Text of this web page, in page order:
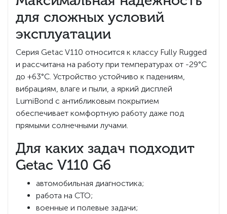
для сложных условий
эксплуатации
Серия Getac V110 относится к классу Fully Rugged
и рассчитана на работу при температурах от -29°C
до +63°C. Устройство устойчиво к падениям,
вибрациям, влаге и пыли, а яркий дисплей
LumiBond с антибликовым покрытием
обеспечивает комфортную работу даже под
прямыми солнечными лучами.
Для каких задач подходит
Getac V110 G6
автомобильная диагностика;
работа на СТО;
военные и полевые задачи;